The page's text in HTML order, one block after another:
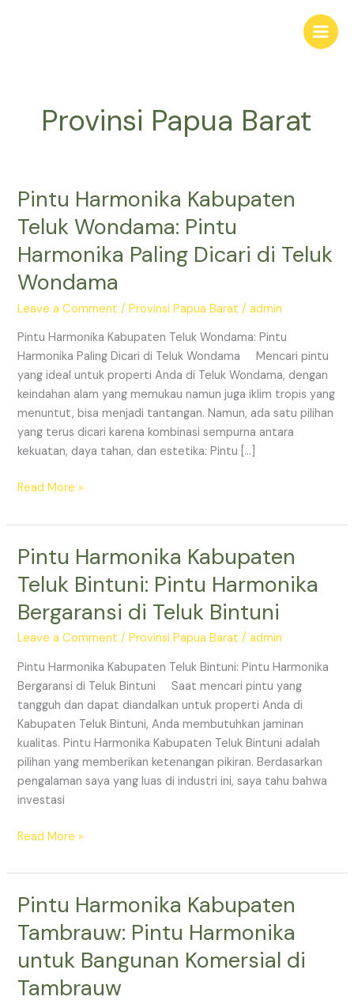
Main
Provinsi Papua Barat
Pintu Harmonika Kabupaten
Teluk Wondama: Pintu
Harmonika Paling Dicari di Teluk
Wondama
Leave a Comment /Provinsi Papua Barat /admin
Pintu Harmonika Kabupaten Teluk Wondama: Pintu
Harmonika Paling Dicari di Teluk Wondama Mencari pintu
yang ideal untuk properti Anda di Teluk Wondama, dengan
keindahan alam yang memukau namun juga iklim tropis yang
menuntut, bisa menjadi tantangan. Namun, ada satu pilihan
yang terus dicari karena kombinasi sempurna antara
kekuatan, daya tahan, dan estetika: Pintu […]
Pintu
Kabupaten
Teluk
Pintu
Harmonika
Dicari
di
Teluk
Wondama
Read More »
Pintu Harmonika Kabupaten
Teluk Bintuni: Pintu Harmonika
Bergaransi di Teluk Bintuni
Leave a Comment /Provinsi Papua Barat /admin
Pintu Harmonika Kabupaten Teluk Bintuni: Pintu Harmonika
Bergaransi di Teluk Bintuni Saat mencari pintu yang
tangguh dan dapat diandalkan untuk properti Anda di
Kabupaten Teluk Bintuni, Anda membutuhkan jaminan
kualitas. Pintu Harmonika Kabupaten Teluk Bintuni adalah
pilihan yang memberikan ketenangan pikiran. Berdasarkan
pengalaman saya yang luas di industri ini, saya tahu bahwa
investasi
Pintu
Kabupaten
Teluk
Bintuni:
Pintu
Harmonika
Bergaransi
di
Teluk
Bintuni
Read More »
Pintu Harmonika Kabupaten
Tambrauw: Pintu Harmonika
untuk Bangunan Komersial di
Tambrauw
Pintu
Kabupaten
Tambrauw:
Harmonika